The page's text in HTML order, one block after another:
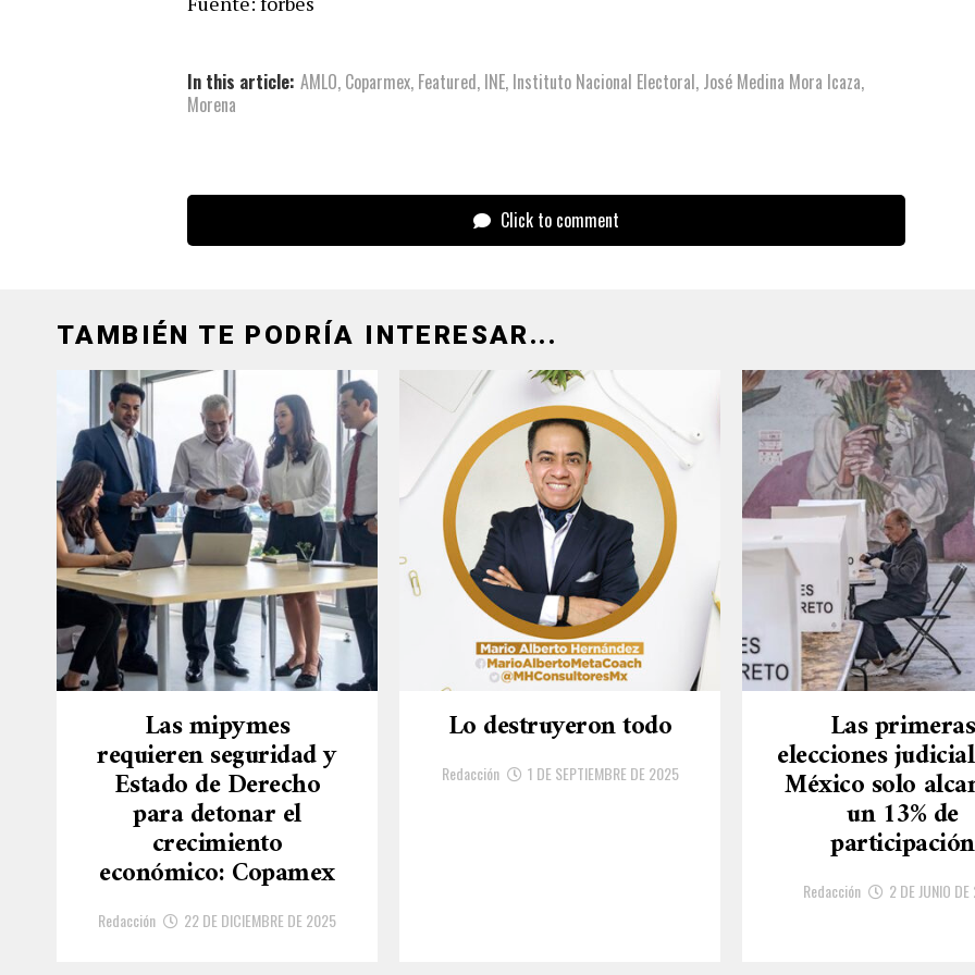
In this article: AMLO, Coparmex, Featured, INE, Instituto Nacional Electoral, José Medina Mora Icaza,
Morena
Click to comment
TAMBIÉN TE PODRÍA INTERESAR...
Las mipymes
requieren seguridad y
Estado de Derecho
para detonar el
crecimiento
económico: Copamex
Redacción 22 DE DICIEMBRE DE 2025
Lo destruyeron todo
Redacción 1 DE SEPTIEMBRE DE 2025
Las primeras
elecciones
México solo
un 13% de
participación
Redacción 2 DE JUNIO